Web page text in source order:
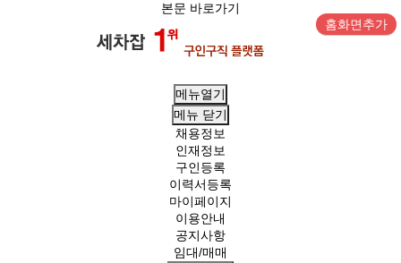
본문 바로가기
홈화면추가
메뉴열기
메뉴 닫기
채용정보
인재정보
구인등록
이력서등록
마이페이지
이용안내
공지사항
임대/매매